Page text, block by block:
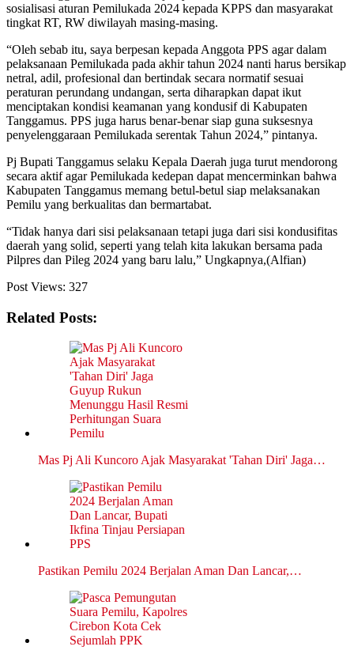
sosialisasi aturan Pemilukada 2024 kepada KPPS dan masyarakat
tingkat RT, RW diwilayah masing-masing.
“Oleh sebab itu, saya berpesan kepada Anggota PPS agar dalam
pelaksanaan Pemilukada pada akhir tahun 2024 nanti harus bersikap
netral, adil, profesional dan bertindak secara normatif sesuai
peraturan perundang undangan, serta diharapkan dapat ikut
menciptakan kondisi keamanan yang kondusif di Kabupaten
Tanggamus. PPS juga harus benar-benar siap guna suksesnya
penyelenggaraan Pemilukada serentak Tahun 2024,” pintanya.
Pj Bupati Tanggamus selaku Kepala Daerah juga turut mendorong
secara aktif agar Pemilukada kedepan dapat mencerminkan bahwa
Kabupaten Tanggamus memang betul-betul siap melaksanakan
Pemilu yang berkualitas dan bermartabat.
“Tidak hanya dari sisi pelaksanaan tetapi juga dari sisi kondusifitas
daerah yang solid, seperti yang telah kita lakukan bersama pada
Pilpres dan Pileg 2024 yang baru lalu,” Ungkapnya,(Alfian)
Post Views: 327
Related Posts:
Mas Pj Ali Kuncoro Ajak Masyarakat 'Tahan Diri' Jaga…
Pastikan Pemilu 2024 Berjalan Aman Dan Lancar,…